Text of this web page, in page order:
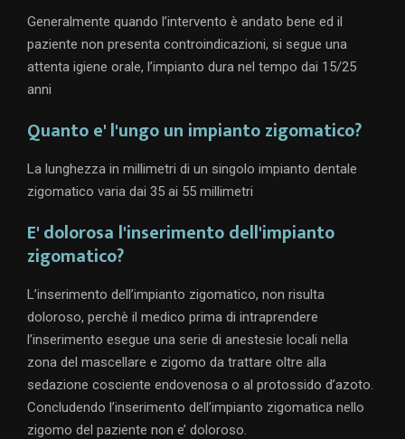
Generalmente quando l’intervento è andato bene ed il
paziente non presenta controindicazioni, si segue una
attenta igiene orale, l’impianto dura nel tempo dai 15/25
anni
Quanto e' l'ungo un impianto zigomatico?
La lunghezza in millimetri di un singolo impianto dentale
zigomatico varia dai 35 ai 55 millimetri
E' dolorosa l'inserimento dell'impianto
zigomatico?
L’inserimento dell’impianto zigomatico, non risulta
doloroso, perchè il medico prima di intraprendere
l’inserimento esegue una serie di anestesie locali nella
zona del mascellare e zigomo da trattare oltre alla
sedazione cosciente endovenosa o al protossido d’azoto.
Concludendo l’inserimento dell’impianto zigomatica nello
zigomo del paziente non e’ doloroso.